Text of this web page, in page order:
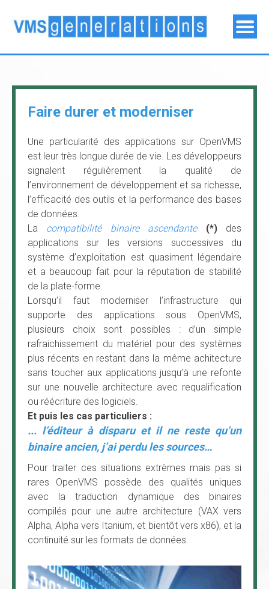
Faire durer et moderniser
Une particularité des applications sur OpenVMS
est leur très longue durée de vie. Les développeurs
signalent régulièrement la qualité de
l’environnement de développement et sa richesse,
l’efficacité des outils et la performance des bases
de données.
La compatibilité binaire ascendante (*)des
applications sur les versions successives du
système d’exploitation est quasiment légendaire
et a beaucoup fait pour la réputation de stabilité
de la plate-forme.
Lorsqu’il faut moderniser l’infrastructure qui
supporte des applications sous OpenVMS,
plusieurs choix sont possibles : d’un simple
rafraichissement du matériel pour des systèmes
plus récents en restant dans la même achitecture
sans toucher aux applications jusqu’à une refonte
sur une nouvelle architecture avec requalification
ou réécriture des logiciels.
Et puis les cas particuliers :
... l’éditeur à disparu et il ne reste qu’un
binaire ancien, j’ai perdu les sources…
Pour traiter ces situations extrèmes mais pas si
rares OpenVMS possède des qualités uniques
avec la traduction dynamique des binaires
compilés pour une autre architecture (VAX vers
Alpha, Alpha vers Itanium, et bientôt vers x86), et la
continuité sur les formats de données.